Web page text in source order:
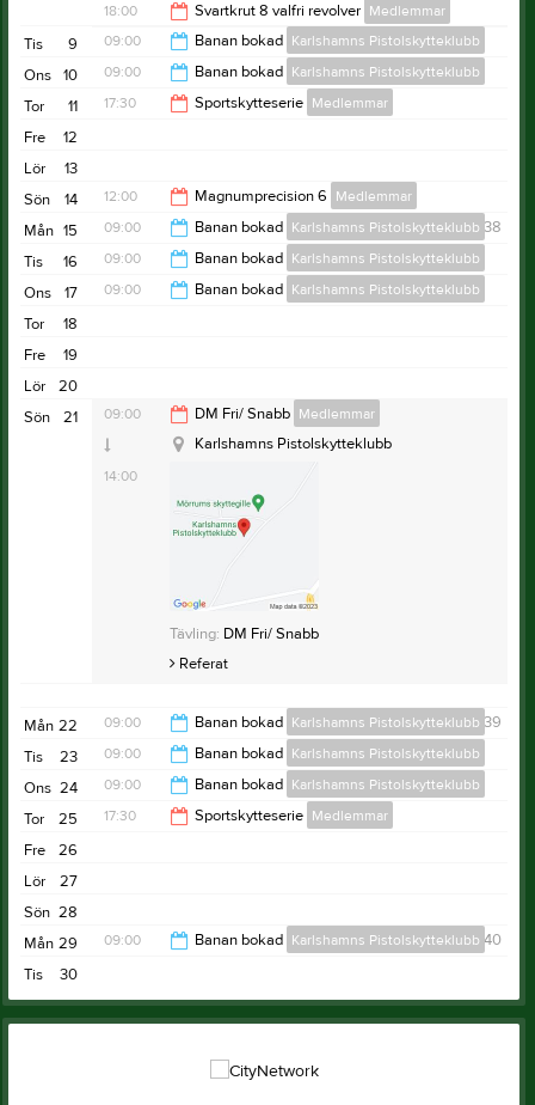
16:30
18:00 Svartkrut 8 valfri revolver Medlemmar
19:00
9
Tis 09:00 Banan bokad Karlshamns Pistolskytteklubb
16:30
10
Ons 09:00 Banan bokad Karlshamns Pistolskytteklubb
11
Tor 17:30 Sportskytteserie Medlemmar
12
Fre
13
Lör
14
Sön 12:00 Magnumprecision 6 Medlemmar
14:00
15
Mån v.38
09:00 Banan bokad Karlshamns Pistolskytteklubb
16:30
16
Tis 09:00 Banan bokad Karlshamns Pistolskytteklubb
17
Ons 09:00 Banan bokad Karlshamns Pistolskytteklubb
18
Tor
19
Fre
20
Lör
21
Sön 09:00 DM Fri/ Snabb Medlemmar
14:00
Karlshamns Pistolskytteklubb
Tävling: DM Fri/ Snabb
Referat
22
Mån v.39
09:00 Banan bokad Karlshamns Pistolskytteklubb
16:30
23
Tis 09:00 Banan bokad Karlshamns Pistolskytteklubb
16:30
24
Ons 09:00 Banan bokad Karlshamns Pistolskytteklubb
25
Tor 17:30 Sportskytteserie Medlemmar
26
Fre
27
Lör
28
Sön
29
Mån v.40
09:00 Banan bokad Karlshamns Pistolskytteklubb
16:30
30
Tis